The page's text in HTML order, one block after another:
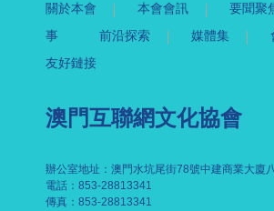
關於本會 本會會訊 要聞聚
事
前沿探索 媒體集
友好鏈接
澳門互聯網文化協會
辦公室地址：澳門水坑尾街78號中建商業大廈
電話：853-28813341
傳真：853-28813341